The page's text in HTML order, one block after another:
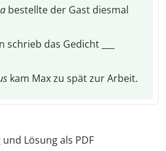
bestellte der Gast diesmal
schrieb das Gedicht
kam Max zu spät zur Arbeit.
Lösung als PDF